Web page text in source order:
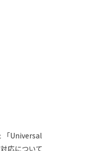
「Universal
応について